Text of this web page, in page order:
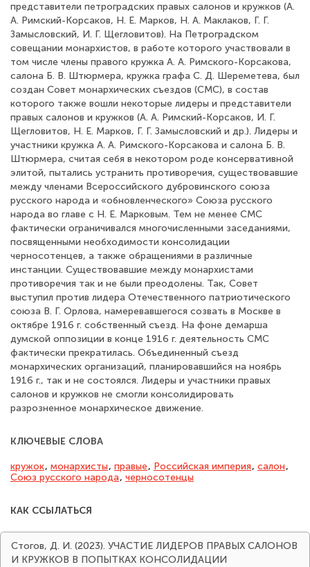
представители петроградских правых салонов и кружков (А.
А. Римский-Корсаков, Н. Е. Марков, Н. А. Маклаков, Г. Г.
Замысловский, И. Г. Щегловитов). На Петроградском
совещании монархистов, в работе которого участвовали в
том числе члены правого кружка А. А. Римского-Корсакова,
салона Б. В. Штюрмера, кружка графа С. Д. Шереметева, был
создан Совет монархических съездов (СМС), в состав
которого также вошли некоторые лидеры и представители
правых салонов и кружков (А. А. Римский-Корсаков, И. Г.
Щегловитов, Н. Е. Марков, Г. Г. Замысловский и др.). Лидеры и
участники кружка А. А. Римского-Корсакова и салона Б. В.
Штюрмера, считая себя в некотором роде консервативной
элитой, пытались устранить противоречия, существовавшие
между членами Всероссийского дубровинского союза
русского народа и «обновленческого» Союза русского
народа во главе с Н. Е. Марковым. Тем не менее СМС
фактически ограничивался многочисленными заседаниями,
посвященными необходимости консолидации
черносотенцев, а также обращениями в различные
инстанции. Существовавшие между монархистами
противоречия так и не были преодолены. Так, Совет
выступил против лидера Отечественного патриотического
союза В. Г. Орлова, намеревавшегося созвать в Москве в
октябре 1916 г. собственный съезд. На фоне демарша
думской оппозиции в конце 1916 г. деятельность СМС
фактически прекратилась. Объединенный съезд
монархических организаций, планировавшийся на ноябрь
1916 г., так и не состоялся. Лидеры и участники правых
салонов и кружков не смогли консолидировать
разрозненное монархическое движение.
КЛЮЧЕВЫЕ СЛОВА
кружок, монархисты, правые, Российская империя, салон,
Союз русского народа, черносотенцы
КАК ССЫЛАТЬСЯ
Стогов, Д. И. (2023). УЧАСТИЕ ЛИДЕРОВ ПРАВЫХ САЛОНОВ
И КРУЖКОВ В ПОПЫТКАХ КОНСОЛИДАЦИИ